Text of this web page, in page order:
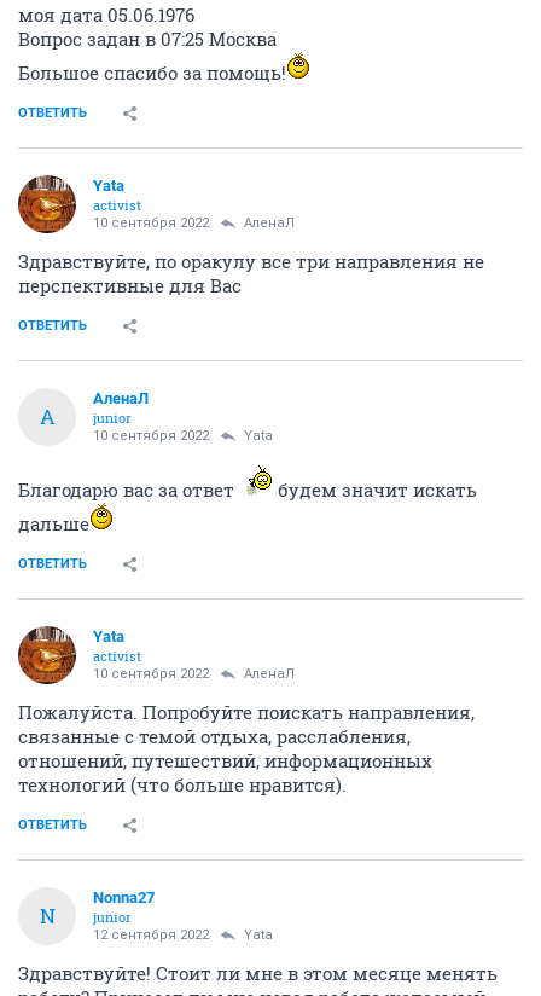
моя дата 05.06.1976
Вопрос задан в 07:25 Москва
Большое спасибо за помощь!
ОТВЕТИТЬ
Yata
activist
10 сентября 2022 АленаЛ
Здравствуйте, по оракулу все три направления не
перспективные для Вас
ОТВЕТИТЬ
А
АленаЛ
junior
10 сентября 2022 Yata
Благодарю вас за ответ
будем значит искать
дальше
ОТВЕТИТЬ
Yata
activist
10 сентября 2022 АленаЛ
Пожалуйста. Попробуйте поискать направления,
связанные с темой отдыха, расслабления,
отношений, путешествий, информационных
технологий (что больше нравится).
ОТВЕТИТЬ
N
Nonna27
junior
12 сентября 2022 Yata
Здравствуйте! Стоит ли мне в этом месяце менять